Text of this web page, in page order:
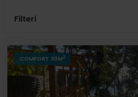
Filteri
COMFORT 30M2